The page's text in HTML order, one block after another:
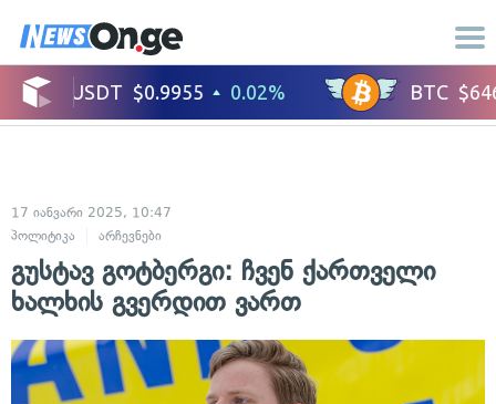
17 იანვარი 2025, 10:47
პოლიტიკა
არჩევნები
გუსტავ გოტბერგი: ჩვენ ქართველი
ხალხის გვერდით ვართ